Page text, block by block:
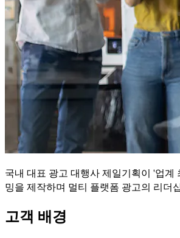
국내 대표 광고 대행사 제일기획이 '업계
밍을 제작하며 멀티 플랫폼 광고의 리더
고객 배경